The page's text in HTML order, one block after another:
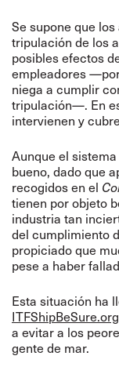
Se supone que
tripulación de los
posibles efectos
empleadores
niega a cumplir
tripulación—. En
intervienen y
Aunque el
bueno, dado que
recogidos en el
tienen por objeto
industria tan
del cumplimiento
propiciado que
pese a haber
Esta situación ha
ITFShipBeSure.org
a evitar a los
gente de mar.